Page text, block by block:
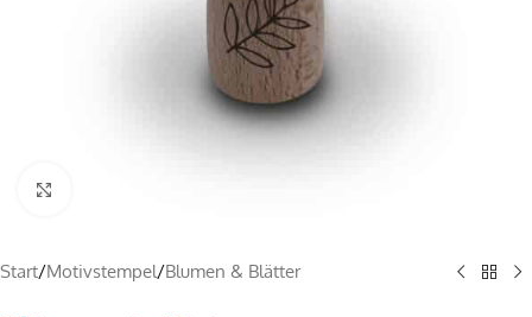
Start/Motivstempel/Blumen & Blätter